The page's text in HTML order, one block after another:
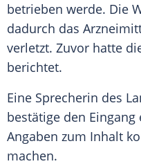
betrieben werde. Die
dadurch das
verletzt. Zuvor hatte
berichtet.
Eine Sprecherin des
bestätige den
Angaben zum Inhalt
machen.